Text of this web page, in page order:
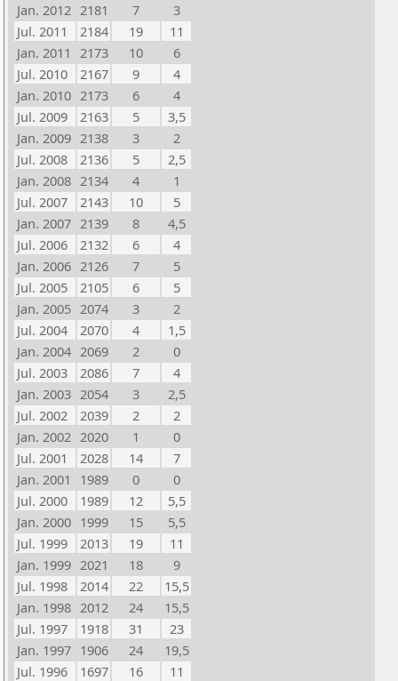
Jan. 2012 2181 7
3
Jul. 2011
2184 19
11
Jan. 2011 2173 10
6
Jul. 2010
2167 9
4
Jan. 2010 2173 6
4
Jul. 2009
2163 5
3,5
Jan. 2009 2138 3
2
Jul. 2008
2136 5
2,5
Jan. 2008 2134 4
1
Jul. 2007
2143 10
5
Jan. 2007 2139 8
4,5
Jul. 2006
2132 6
4
Jan. 2006 2126 7
5
Jul. 2005
2105 6
5
Jan. 2005 2074 3
2
Jul. 2004
2070 4
1,5
Jan. 2004 2069 2
0
Jul. 2003
2086 7
4
Jan. 2003 2054 3
2,5
Jul. 2002
2039 2
2
Jan. 2002 2020 1
0
Jul. 2001
2028 14
7
Jan. 2001
1989 0
0
Jul. 2000
1989 12
5,5
Jan. 2000 1999 15
5,5
Jul. 1999
2013 19
11
Jan. 1999 2021 18
9
Jul. 1998
2014 22
15,5
Jan. 1998 2012 24
15,5
Jul. 1997
1918 31
23
Jan. 1997 1906 24
19,5
Jul. 1996
1697 16
11